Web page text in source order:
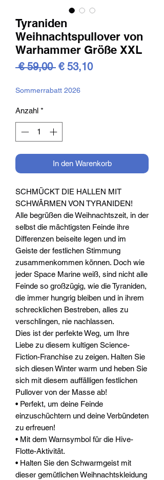
Tyraniden
Weihnachtspullover von
Warhammer Größe XXL
€ 59,00 Standardpreis
€ 53,10Sale-
Sommerrabatt 2026
Anzahl *
In den Warenkorb
SCHMÜCKT DIE HALLEN MIT
SCHWÄRMEN VON TYRANIDEN!
Alle begrüßen die Weihnachtszeit, in der
selbst die mächtigsten Feinde ihre
Differenzen beiseite legen und im
Geiste der festlichen Stimmung
zusammenkommen können. Doch wie
jeder Space Marine weiß, sind nicht alle
Feinde so großzügig, wie die Tyraniden,
die immer hungrig bleiben und in ihrem
schrecklichen Bestreben, alles zu
verschlingen, nie nachlassen.
Dies ist der perfekte Weg, um Ihre
Liebe zu diesem kultigen Science-
Fiction-Franchise zu zeigen. Halten Sie
sich diesen Winter warm und heben Sie
sich mit diesem auffälligen festlichen
Pullover von der Masse ab!
• Perfekt, um deine Feinde
einzuschüchtern und deine Verbündeten
zu erfreuen!
• Mit dem Warnsymbol für die Hive-
Flotte-Aktivität.
• Halten Sie den Schwarmgeist mit
dieser gemütlichen Weihnachtskleidung